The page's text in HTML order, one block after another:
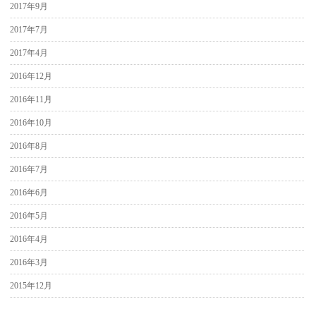
2017年9月
2017年7月
2017年4月
2016年12月
2016年11月
2016年10月
2016年8月
2016年7月
2016年6月
2016年5月
2016年4月
2016年3月
2015年12月